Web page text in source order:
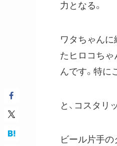
力となる。
ワタちゃんに
たヒロコちゃ
んです。特に
と、コスタリ
ビール片手